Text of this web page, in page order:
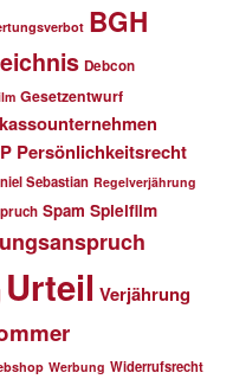
BGH
Debcon
Gesetzentwurf
Persönlichkeitsrecht
Sebastian Regelverjährung
Spam Spielfilm
Urteil Verjährung
Werbung Widerrufsrecht